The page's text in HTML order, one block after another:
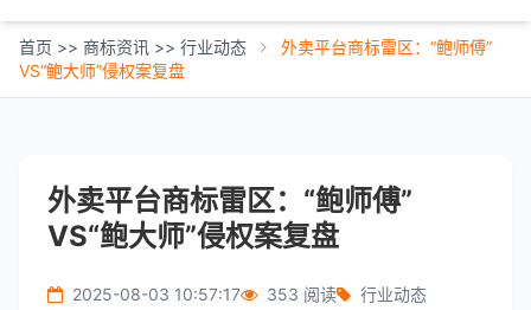
首页 >> 商标资讯 >> 行业动态
外卖平台商标雷区：“鲍师傅”
VS“鲍大师”侵权案复盘
外卖平台商标雷区：“鲍师傅”
VS“鲍大师”侵权案复盘
2025-08-03 10:57:17 353 阅读 行业动态